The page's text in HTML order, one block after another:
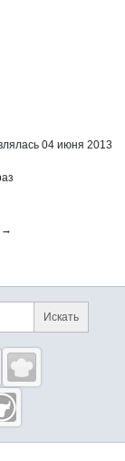
04 июня 2013
→
сайту и
Искать